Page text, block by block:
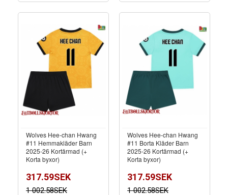
Wolves Hee-chan Hwang
#11 Hemmakläder Barn
2025-26 Kortärmad (+
Korta byxor)
317.59SEK
1 002.58SEK
Wolves Hee-chan Hwang
#11 Borta Kläder Barn
2025-26 Kortärmad (+
Korta byxor)
317.59SEK
1 002.58SEK